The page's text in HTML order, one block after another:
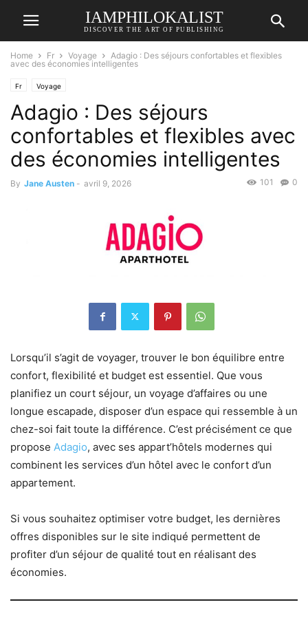
IAMPHILOKALIST
DISCOVER THE ART OF PUBLISHING
Home Fr Voyage
Adagio : Des séjours confortables et flexibles
avec des économies intelligentes
Fr Voyage
Adagio : Des séjours
confortables et flexibles avec
des économies intelligentes
By Jane Austen - avril 9, 2026 0
101
Lorsqu’il s’agit de voyager, trouver le bon équilibre entre
confort, flexibilité et budget est essentiel. Que vous
planifiez un court séjour, un voyage d’affaires ou une
longue escapade, disposer d’un espace qui ressemble à un
chez-soi fait toute la différence. C’est précisément ce que
propose Adagio, avec ses appart’hôtels modernes qui
combinent les services d’un hôtel avec le confort d’un
appartement.
Si vous souhaitez optimiser votre budget, les dernières
offres disponibles sur le site indiqué permettent de
profiter d’un séjour de qualité tout en réalisant des
économies.